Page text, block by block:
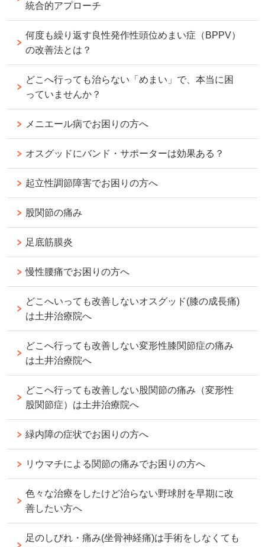
統合的アプローチ
何度も繰り返す良性発作性頭位めまい症（BPPV）
の改善法とは？
どこへ行っても治らない「めまい」で、本当に困
っていませんか？
メニエール病でお困りの方へ
オスグッドにバンド・サポーターは効果ある？
起立性調節障害でお困りの方へ
股関節の痛み
足底筋膜炎
慢性腰痛でお困りの方へ
どこへいっても改善しないオスグッド(膝の成長痛)
は土井治療院へ
どこへ行っても改善しない変形性膝関節症の痛み
は土井治療院へ
どこへ行っても改善しない股関節の痛み（変形性
股関節症）は土井治療院へ
緑内障の症状でお困りの方へ
リウマチによる関節の痛みでお困りの方へ
色々な治療をしたけど治らない野球肘を早期に改
善したい方へ
足のしびれ・痛み(坐骨神経痛)は手術をしなくても